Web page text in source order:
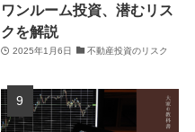
ワンルーム投資、潜むリス
クを解説
2025年1月6日 不動産投資のリスク